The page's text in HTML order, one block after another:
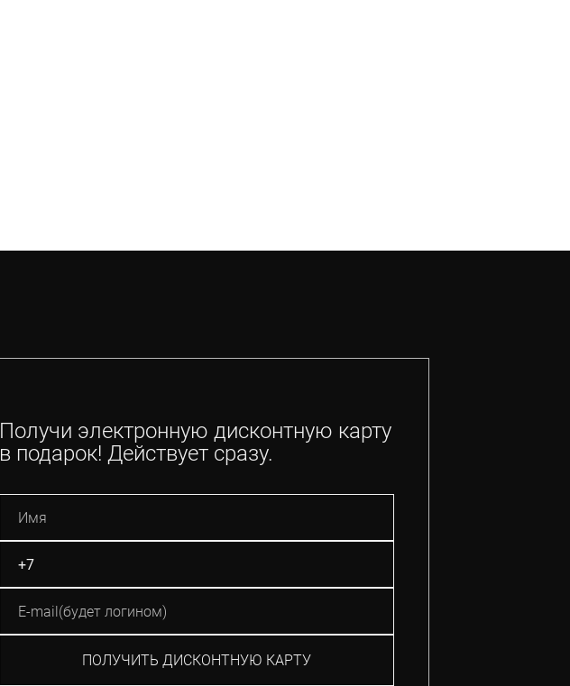
Получи электронную дисконтную карту
в подарок! Действует сразу.
ПОЛУЧИТЬ ДИСКОНТНУЮ КАРТУ